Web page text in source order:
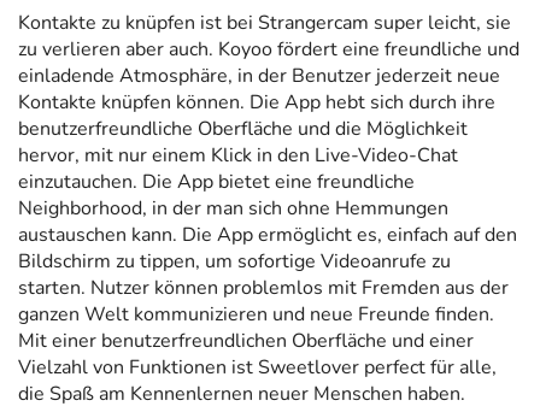
Kontakte zu knüpfen ist bei Strangercam super leicht, sie
zu verlieren aber auch. Koyoo fördert eine freundliche und
einladende Atmosphäre, in der Benutzer jederzeit neue
Kontakte knüpfen können. Die App hebt sich durch ihre
benutzerfreundliche Oberfläche und die Möglichkeit
hervor, mit nur einem Klick in den Live-Video-Chat
einzutauchen. Die App bietet eine freundliche
Neighborhood, in der man sich ohne Hemmungen
austauschen kann. Die App ermöglicht es, einfach auf den
Bildschirm zu tippen, um sofortige Videoanrufe zu
starten. Nutzer können problemlos mit Fremden aus der
ganzen Welt kommunizieren und neue Freunde finden.
Mit einer benutzerfreundlichen Oberfläche und einer
Vielzahl von Funktionen ist Sweetlover perfect für alle,
die Spaß am Kennenlernen neuer Menschen haben.